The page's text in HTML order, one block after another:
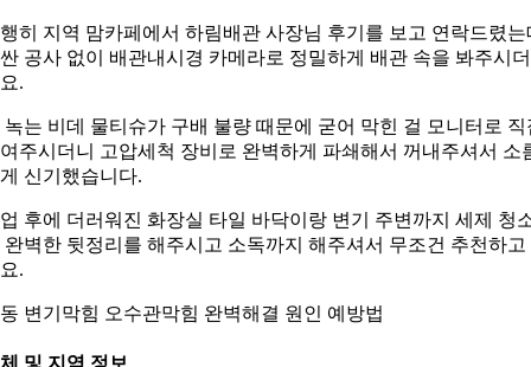
히 지역 맘카페에서 하림배관 사장님 후기를 보고 연락드렸는
공사 없이 배관내시경 카메라로 정밀하게 배관 속을 봐주시
.
녹는 비데 물티슈가 구배 불량 때문에 굳어 막힌 걸 모니터로 직
주시더니 고압세척 장비로 완벽하게 파쇄해서 꺼내주셔서 소
신기했습니다.
후에 더러워진 화장실 타일 바닥이랑 변기 주변까지 세제 청
완벽한 뒷정리를 해주시고 소독까지 해주셔서 무조건 추천하고
.
변기막힘 오수관막힘 완벽해결 원인 예방법
및 지역 정보